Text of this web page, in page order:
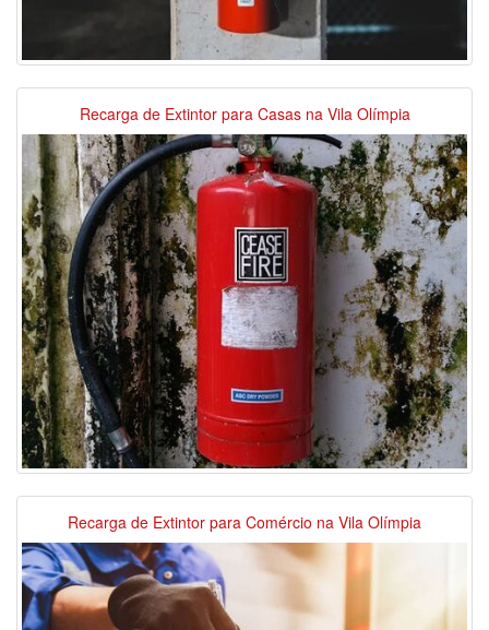
Recarga de Extintor para Casas na Vila Olímpia
Recarga de Extintor para Comércio na Vila Olímpia